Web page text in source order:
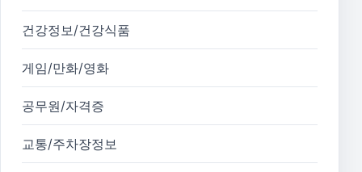
건강정보/건강식품
게임/만화/영화
공무원/자격증
교통/주차장정보